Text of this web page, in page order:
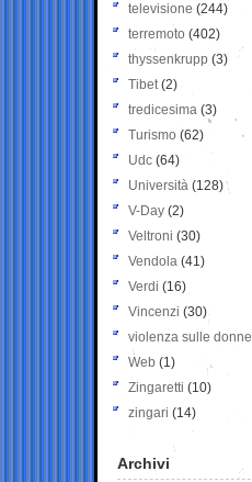
televisione(244)
terremoto (402)
thyssenkrupp (3)
Tibet(2)
tredicesima (3)
Turismo (62)
Udc (64)
Università (128)
V-Day (2)
Veltroni (30)
Vendola (41)
Verdi (16)
Vincenzi (30)
violenza sulle donne
Web (1)
Zingaretti (10)
zingari (14)
Archivi